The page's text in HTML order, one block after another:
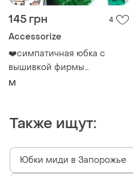
145 грн 4
Accessorize
❤️симпатичная юбка с
вышивкой фирмы
accessorize
M
Также ищут:
Юбки миди в Запорожье